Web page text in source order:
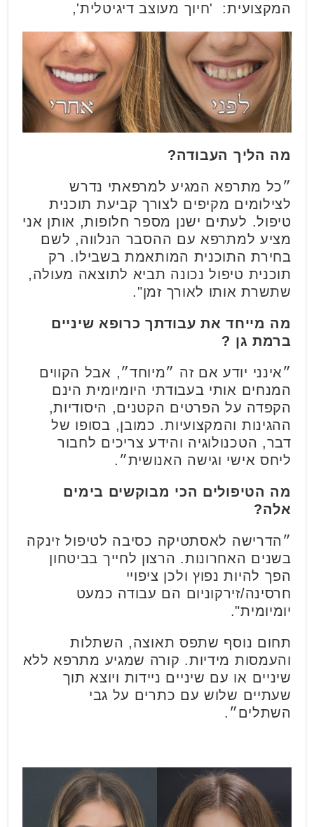
המקצועית: 'חיוך מעוצב דיגיטלית',
מה הליך העבודה?
״כל מתרפא המגיע למרפאתי נדרש
לצילומים מקיפים לצורך קביעת תוכנית
טיפול. לעתים ישנן מספר חלופות, אותן אני
מציע למתרפא עם ההסבר הנלווה, לשם
בחירת התוכנית המותאמת בשבילו. רק
תוכנית טיפול נכונה תביא לתוצאה מעולה,
שתשרת אותו לאורך זמן".
מה מייחד את עבודתך כרופא שיניים
ברמת גן ?
״אינני יודע אם זה ״מיוחד״, אבל הקווים
המנחים אותי בעבודתי היומיומית הינם
הקפדה על הפרטים הקטנים, היסודיות,
ההגינות והמקצועיות. כמובן, בסופו של
דבר, הטכנולוגיה והידע צריכים לחבור
ליחס אישי וגישה האנושית״.
מה הטיפולים הכי מבוקשים בימים
אלה?
״הדרישה לאסתטיקה כסיבה לטיפול זינקה
בשנים האחרונות. הרצון לחייך בביטחון
הפך להיות נפוץ ולכן ציפויי
חרסינה/זירקוניום הם עבודה כמעט
יומיומית".
תחום נוסף שתפס תאוצה, השתלות
והעמסות מידיות. קורה שמגיע מתרפא ללא
שיניים או עם שיניים ניידות ויוצא תוך
שעתיים שלוש עם כתרים על גבי
השתלים״.